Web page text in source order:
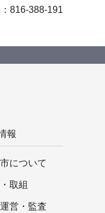
816-388-191
報
について
取組
営・監査